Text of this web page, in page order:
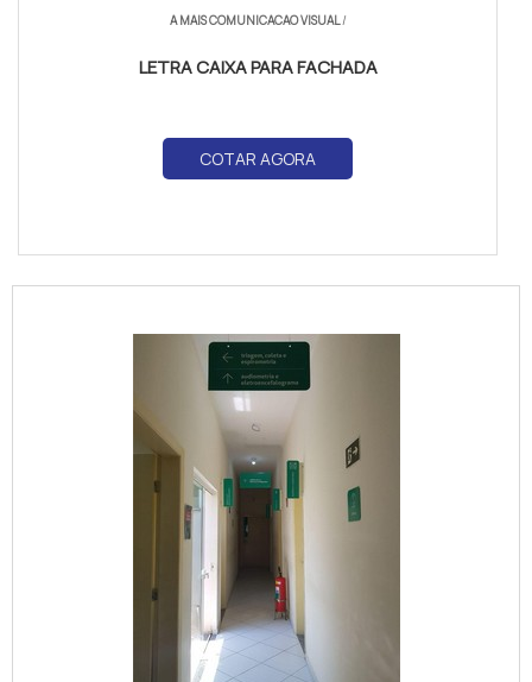
A MAIS COMUNICACAO VISUAL/
LETRA CAIXA PARA FACHADA
COTAR AGORA